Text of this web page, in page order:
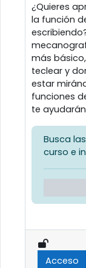
¿Quieres
la función
más
teclear y
estar
funciones
te
Busca
curso e
Acceso